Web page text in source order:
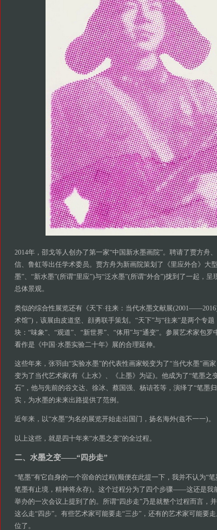
2014年，邵戈等人创办了第一家“中国新水墨画院”。聘请了贾方舟
信、鲁虹等出任学术委员。贾方舟为新画院策划了《里应外合》大
墨”、“新水墨”(所谓“里应”)与“泛水墨”(所谓“外合”)拢到了一起，
总体景观。
类似的综合性展览还有《天下·往来：当代水墨文献展
术馆”)，该展由皮道坚、顔勇联手策划。“天下”与“往来”是两个专
块：“味象”、“观道”、“新世界”、“体用”与“通变”。参展艺术家包
看作是《中国·水墨实验二十年》展的合理延伸。
这些年来，张羽由“实验水墨”的代表性画家蜕变为了“当代水墨”画
变为了当代艺术家(有《上水》、《上墨》为证)。他成为了“笔墨之
石”，他与先前的谷文达、徐冰、蔡国强、杨诘苍等，演绎了“笔墨
实，为水墨的未来出路提供了范例。
近年来，以“水墨”为名的展览开始走出国门，扬名海外(兹不一一)。
以上这些，就是四十年来“水墨之变”的全过程。
二、水墨之变——“四步走”
“笔墨”有它自身的一个宿命的过程(顺便在此提一下，我并不认为“
笔墨有止境，精神将永存)。这个过程分为了四个步骤——这还是我
举办的一次会议上提到了的。所谓“四步走”乃是就整个过程而言，
这么走“四步”。有些艺术家可能要走“三步”，还有的艺术家可能要
位了。